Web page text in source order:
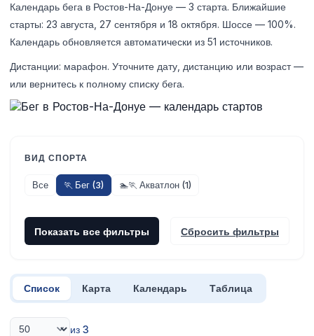
Календарь бега в Ростов-На-Донуе — 3 старта. Ближайшие
старты: 23 августа, 27 сентября и 18 октября. Шоссе — 100%.
Календарь обновляется автоматически из 51 источников.
Дистанции: марафон. Уточните дату, дистанцию или возраст —
или вернитесь к полному списку бега.
ВИД СПОРТА
Все 🏃 Бег (3) 🏊🏃 Акватлон (1)
Показать все фильтры Сбросить фильтры
Список Карта Календарь Таблица
из 3